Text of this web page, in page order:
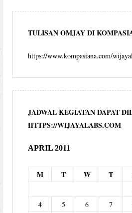
TULISAN OMJAY DI
https://www.kompasiana.com/
JADWAL KEGIATAN DAPAT
HTTPS://WIJAYALABS.COM
APRIL 2011
M T W T
4
5 6 7